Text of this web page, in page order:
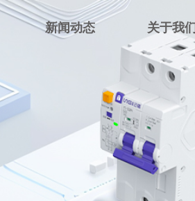
新闻动态 关于我们